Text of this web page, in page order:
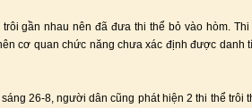
gần nhau nên đã đưa thi thể bỏ vào hòm. Thi
cơ quan chức năng chưa xác định được danh
26-8, người dân cũng phát hiện 2 thi thể trôi